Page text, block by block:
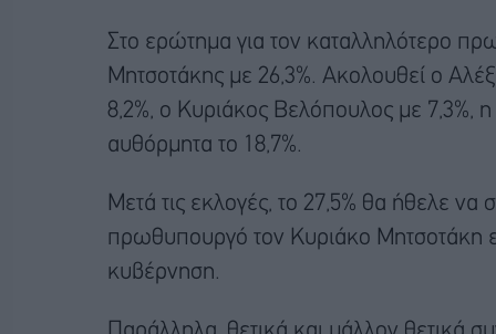
Στο ερώτημα για τον καταλληλότερο
Μητσοτάκης με 26,3%. Ακολουθεί ο
8,2%, ο Κυριάκος Βελόπουλος με 7,3%,
αυθόρμητα το 18,7%.
Μετά τις εκλογές, το 27,5% θα ήθελε
πρωθυπουργό τον Κυριάκο Μητσοτάκη
κυβέρνηση.